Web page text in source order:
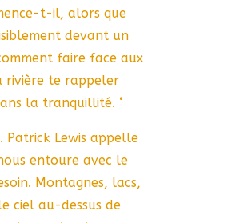
t-il, alors que
devant un
faire face aux
rivière te rappeler
la tranquillité. ‘
Patrick Lewis appelle
entoure avec le
Montagnes, lacs,
ciel au-dessus de